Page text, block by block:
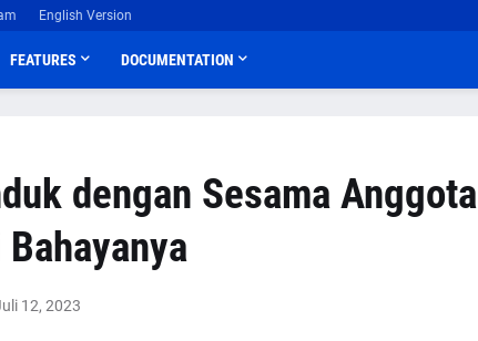
English Version
FEATURES DOCUMENTATION
dengan Sesama Anggota
12, 2023